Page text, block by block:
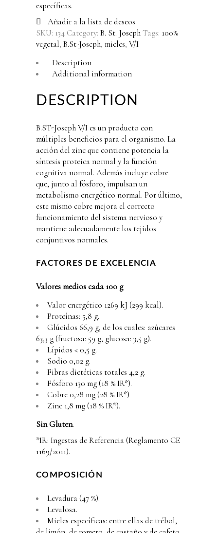
específicas.
Añadir a la lista de deseos
SKU: 134 Category: B. St. JosephTags: 100%
vegetal, B.St-Joseph, mieles, V/I
Description
Additional information
DESCRIPTION
B.ST-Joseph V/I es un producto con
múltiples beneficios para el organismo. La
acción del zinc que contiene potencia la
síntesis proteica normal y la función
cognitiva normal. Además incluye cobre
que, junto al fósforo, impulsan un
metabolismo energético normal. Por último,
este mismo cobre mejora el correcto
funcionamiento del sistema nervioso y
mantiene adecuadamente los tejidos
conjuntivos normales.
FACTORES DE EXCELENCIA
Valores medios cada 100 g
Valor energético 1269 kJ (299 kcal).
Proteínas: 5,8 g.
Glúcidos 66,9 g, de los cuales: azúcares
63,3 g (fructosa: 59 g, glucosa: 3,5 g).
Lípidos < 0,5 g.
Sodio 0,02 g.
Fibras dietéticas totales 4,2 g.
Fósforo 130 mg (18 % IR*).
Cobre 0,28 mg (28 % IR*)
Zinc 1,8 mg (18 % IR*).
Sin Gluten.
*IR: Ingestas de Referencia (Reglamento CE
1169/2011).
COMPOSICIÓN
Levadura (47 %).
Levulosa.
Mieles específicas: entre ellas de trébol,